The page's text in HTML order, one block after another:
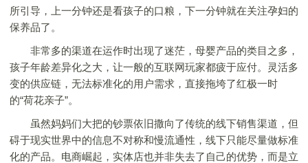
所引导，上一分钟还是看孩子的口粮，下一分钟就在关注孕妇的
保养品了。
非常多的渠道在运作时出现了迷茫，母婴产品的类目之多，
孩子年龄差异化之大，让一般的互联网玩家都疲于应付。灵活多
变的供应链，无法标准化的用户需求，直接拖垮了红极一时
的“荷花亲子”。
虽然妈妈们大把的钞票依旧撒向了传统的线下销售渠道，但
碍于现实世界中的信息不对称和慢流通性，线下只能尽量做标准
化的产品。电商崛起，实体店也并非失去了自己的优势，而是立